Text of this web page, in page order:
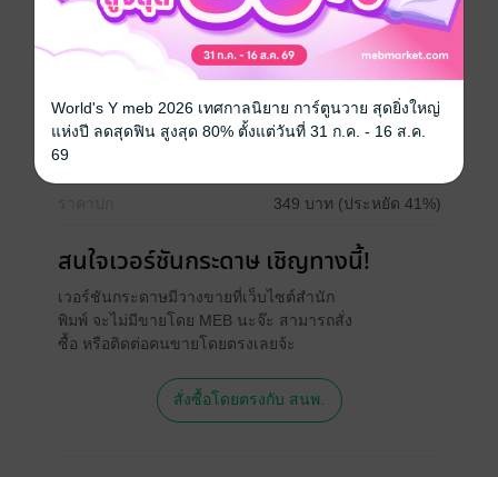
องค์ชาย กับนายมาเฟีย
pdf, epub(สารบัญ)
วันที่วางขาย 18 กรกฎาคม 2562
ความยาว
349 บาท (ประหยัด 41%)
สนใจเวอร์ชันกระดาษ เชิญทางนี้!
เวอร์ชันกระดาษมีวางขายที่เว็บไซต์สำนัก
พิมพ์ จะไม่มีขายโดย MEB นะจ๊ะ สามารถสั่ง
ซื้อ หรือติดต่อคนขายโดยตรงเลยจ้ะ
สั่งซื้อโดยตรงกับ สนพ.
World's Y meb 2026 เทศกาลนิยาย การ์ตูนวาย สุดยิ่งใหญ่
แห่งปี ลดสุดฟิน สูงสุด 80% ตั้งแต่วันที่ 31 ก.ค. - 16 ส.ค.
69